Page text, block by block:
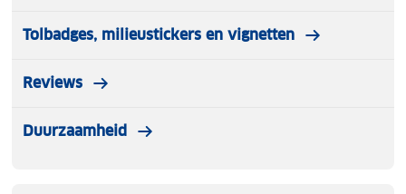
Tolbadges, milieustickers en vignetten
Reviews
Duurzaamheid